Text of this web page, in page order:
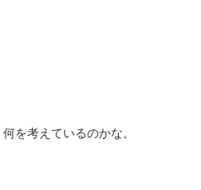
を考えているのかな。